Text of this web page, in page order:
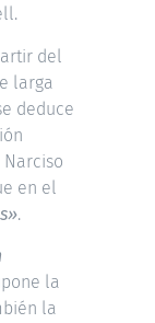
del
larga
deduce
en el
.
la
la